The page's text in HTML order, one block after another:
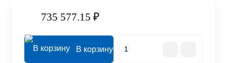
735 577.15 ₽
В корзину